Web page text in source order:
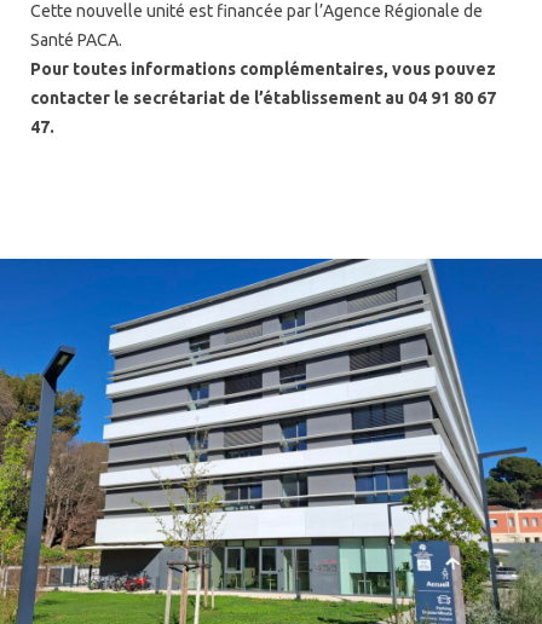
Cette nouvelle unité est financée par l’Agence Régionale de
Santé PACA.
Pour toutes informations complémentaires, vous pouvez
contacter le secrétariat de l’établissement au 04 91 80 67
47.